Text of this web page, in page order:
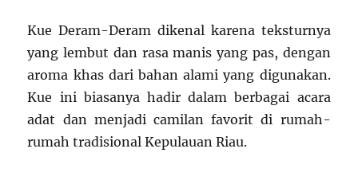
Kue Deram-Deram dikenal karena teksturnya
yang lembut dan rasa manis yang pas, dengan
aroma khas dari bahan alami yang digunakan.
Kue ini biasanya hadir dalam berbagai acara
adat dan menjadi camilan favorit di rumah-
rumah tradisional Kepulauan Riau.